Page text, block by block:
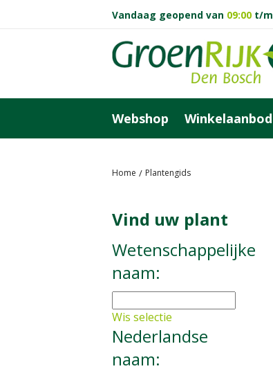
Home Plantengids
Vandaag geopend van 09:00 t/m
Webshop Winkelaanbod
Vind uw plant
Wetenschappelijke
naam:
Wis selectie
Nederlandse
naam: